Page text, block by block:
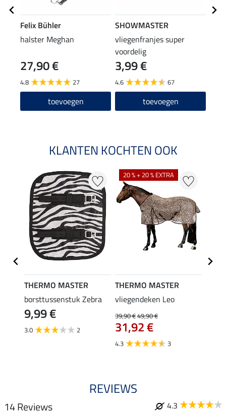
Felix Bühler
halster Meghan
27,90 €
4.8 27
toevoegen
SHOWMASTER
vliegenfranjes super
voordelig
3,99 €
4.6 67
toevoegen
KLANTEN KOCHTEN OOK
THERMO MASTER
borsttussenstuk Zebra
9,99 €
3.0 2
20 % + 20 % EXTRA
THERMO MASTER
vliegendeken Leo
39,90 €49,90 €
31,92 €
4.3 3
REVIEWS
14 Reviews
4.3